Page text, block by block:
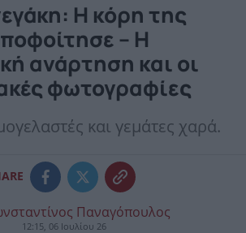
Η κόρη της
– Η
ανάρτηση και οι
φωτογραφίες
και γεμάτες χαρά.
Παναγόπουλος
12:15, 06 Ιουλίου 26